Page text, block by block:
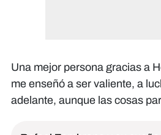
Una mejor persona gracias a
me enseñó a ser valiente, a
adelante, aunque las cosas